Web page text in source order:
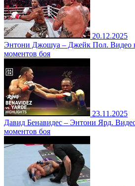
20.12.2025
Энтони Джошуа – Джейк Пол. Видео
моментов боя
23.11.2025
Давид Бенавидес – Энтони Ярд.
моментов боя